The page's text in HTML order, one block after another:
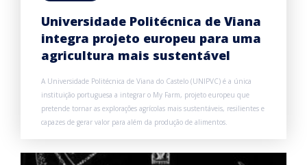
Universidade Politécnica de Viana
integra projeto europeu para uma
agricultura mais sustentável
A Universidade Politécnica de Viana do Castelo (UNIPVC) é a única
instituição portuguesa a integrar o My Farm, projeto europeu que
pretende tornar as explorações agrícolas mais sustentáveis, resilientes e
capazes de gerar valor para além da produção de alimentos.